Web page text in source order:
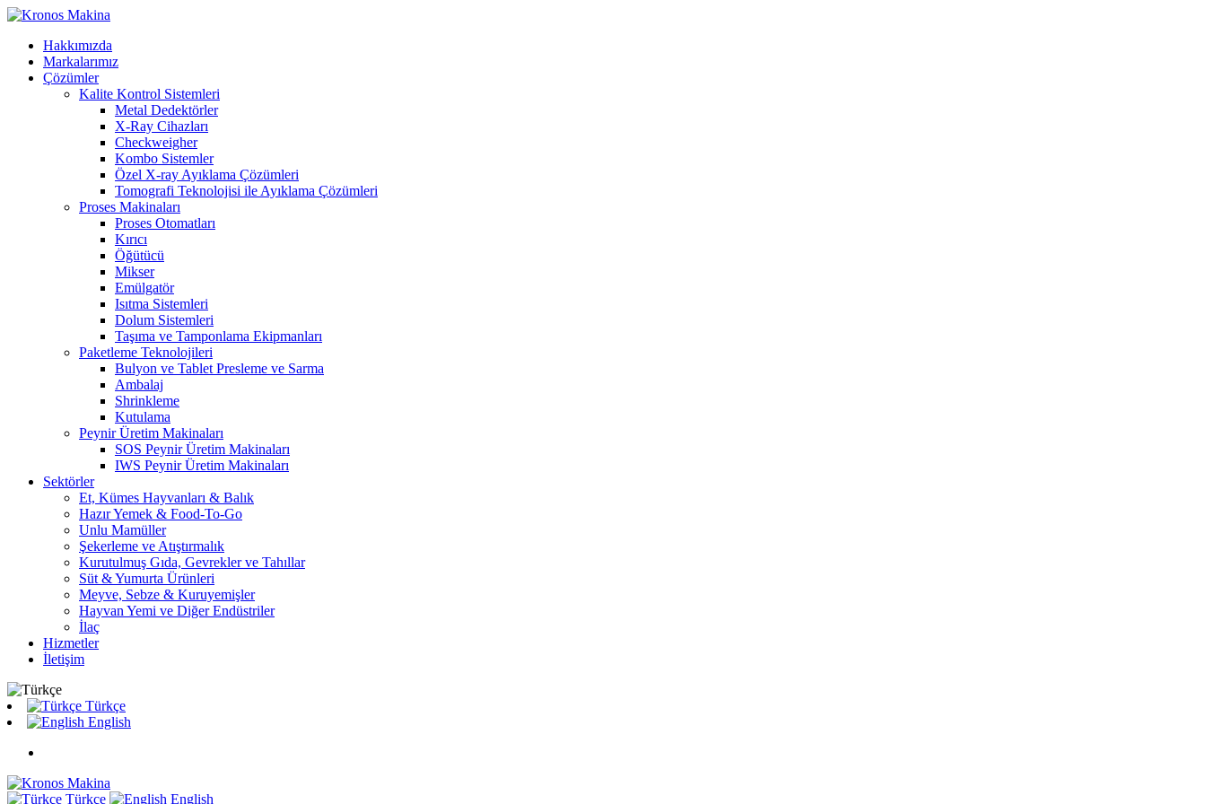
Hakkımızda
Markalarımız
Çözümler
Kalite Kontrol Sistemleri
Metal Dedektörler
X-Ray Cihazları
Checkweigher
Kombo Sistemler
Özel X-ray Ayıklama Çözümleri
Tomografi Teknolojisi ile Ayıklama Çözümleri
Proses Makinaları
Proses Otomatları
Kırıcı
Öğütücü
Mikser
Emülgatör
Isıtma Sistemleri
Dolum Sistemleri
Taşıma ve Tamponlama Ekipmanları
Paketleme Teknolojileri
Bulyon ve Tablet Presleme ve Sarma
Ambalaj
Shrinkleme
Kutulama
Peynir Üretim Makinaları
SOS Peynir Üretim Makinaları
IWS Peynir Üretim Makinaları
Sektörler
Et, Kümes Hayvanları & Balık
Hazır Yemek & Food-To-Go
Unlu Mamüller
Şekerleme ve Atıştırmalık
Kurutulmuş Gıda, Gevrekler ve Tahıllar
Süt & Yumurta Ürünleri
Meyve, Sebze & Kuruyemişler
Hayvan Yemi ve Diğer Endüstriler
İlaç
Hizmetler
İletişim
Türkçe
English
Türkçe English